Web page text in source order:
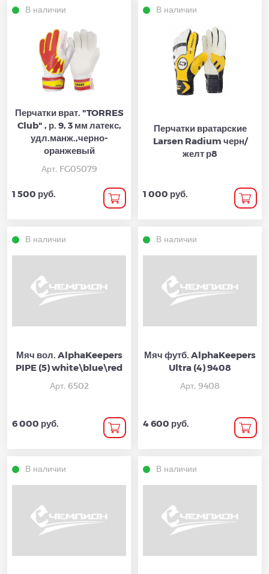
В наличии
Перчатки врат. "TORRES
Club" , р. 9, 3 мм латекс,
удл.манж.,черно-
оранжевый
Арт. FG05079
1 500 руб.
В наличии
Перчатки вратарские
Larsen Radium черн/
желт р8
1 000 руб.
В наличии
Мяч вол. AlphaKeepers
PIPE (5) white\blue\red
Арт. 6502
6 000 руб.
В наличии
Мяч футб. AlphaKeepers
Ultra (4) 9408
Арт. 9408
4 600 руб.
В наличии В наличии